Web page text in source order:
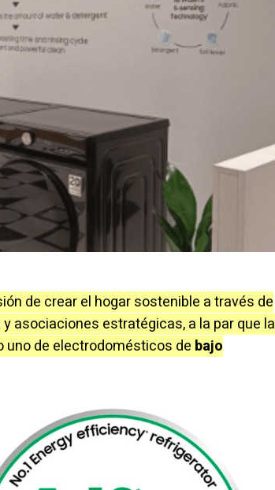
de crear el hogar sostenible a través de
y asociaciones estratégicas, a la par que la
uno de electrodomésticos de bajo